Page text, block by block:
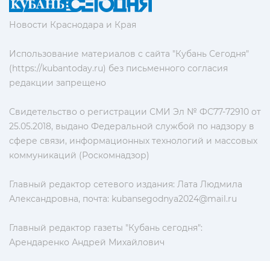
Новости Краснодара и Края
Использование материалов с сайта "Кубань Сегодня"
(https://kubantoday.ru) без письменного согласия
редакции запрещено
Свидетельство о регистрации СМИ Эл № ФС77-72910 от
25.05.2018, выдано Федеральной службой по надзору в
сфере связи, информационных технологий и массовых
коммуникаций (Роскомнадзор)
Главный редактор сетевого издания: Лата Людмила
Александровна, почта: kubansegodnya2024@mail.ru
Главный редактор газеты "Кубань сегодня":
Арендаренко Андрей Михайлович